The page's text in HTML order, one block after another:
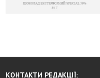
КОНТАКТИ РЕДАКЦІЇ: